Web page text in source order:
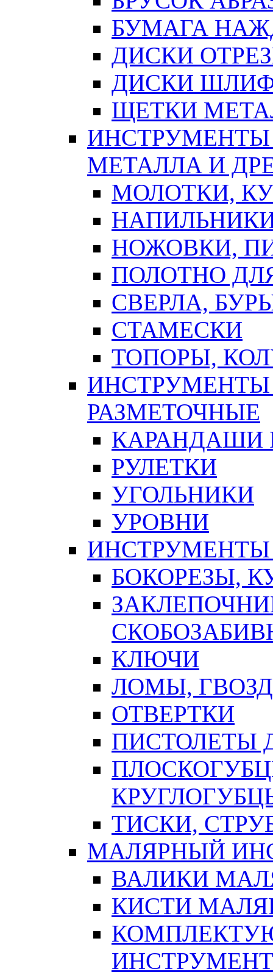
БУМАГА
ДИСКИ
ДИСКИ
ЩЕТКИ
ИНСТРУМЕНТЫ
МЕТАЛЛА И
МОЛОТКИ,
НОЖОВКИ,
ПОЛОТНО
СВЕРЛА,
СТАМЕСКИ
ТОПОРЫ,
ИНСТРУМЕНТЫ
РАЗМЕТОЧНЫЕ
КАРАНДАШИ
РУЛЕТКИ
УГОЛЬНИКИ
УРОВНИ
БОКОРЕЗЫ,
КЛЮЧИ
ЛОМЫ,
ОТВЕРТКИ
ПИСТОЛЕТЫ
ТИСКИ,
МАЛЯРНЫЙ
ВАЛИКИ
КИСТИ